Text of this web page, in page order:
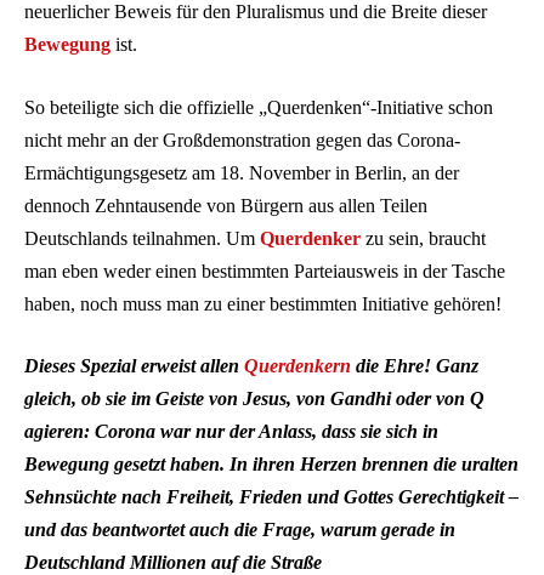
neuerlicher Beweis für den Pluralismus und die Breite dieser
Bewegung ist.
So beteiligte sich die offizielle „Querdenken“-Initiative schon
nicht mehr an der Großdemonstration gegen das Corona-
Ermächtigungsgesetz am 18. November in Berlin, an der
dennoch Zehntausende von Bürgern aus allen Teilen
Deutschlands teilnahmen. Um Querdenker zu sein, braucht
man eben weder einen bestimmten Parteiausweis in der Tasche
haben, noch muss man zu einer bestimmten Initiative gehören!
Dieses Spezial erweist allen Querdenkern die Ehre! Ganz
gleich, ob sie im Geiste von Jesus, von Gandhi oder von Q
agieren: Corona war nur der Anlass, dass sie sich in
Bewegung gesetzt haben. In ihren Herzen brennen die uralten
Sehnsüchte nach Freiheit, Frieden und Gottes Gerechtigkeit –
und das beantwortet auch die Frage, warum gerade in
Deutschland Millionen auf die Straße